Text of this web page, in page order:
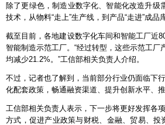
除了更绿色，制造业数字化、智能化改造升
技术，从物料“走上”生产线，到产品“走进”成
截至目前，各地建设数字化车间和智能工厂近
智能制造示范工厂。“经过转型，这些示范工
均减少21.2%。”工信部相关负责人介绍。
不过，记者也了解到，当前部分行业仍面临下
化配套政策，畅通融资渠道、提升创新水平、
工信部相关负责人表示，下一步将更好发挥各
方式，促进产业政策与财税、金融、贸易、